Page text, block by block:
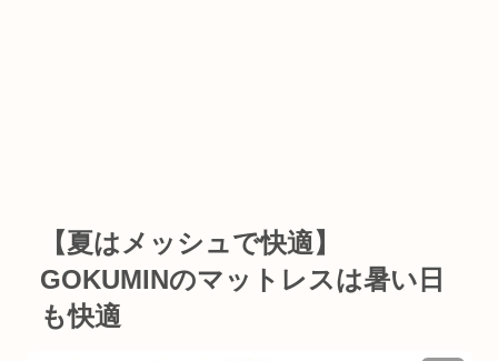
【夏はメッシュで快適】
GOKUMINのマットレスは暑い日
も快適